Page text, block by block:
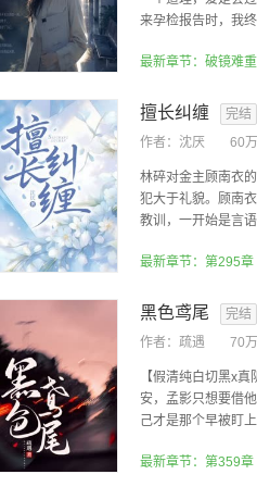
来孕检报告时，我
最新章节：破镜难
擅长纠缠
完结
作者： 沈厌 60
林碎对金主顾南衣
犯大于礼貌。顾南
教训，一开始是言
最新章节：第295章
黑色鸢尾
完结
作者： 疏遇 70
【假清纯白切黑x
安，孟影只想要借
己才是那个早被盯
最新章节：第359章